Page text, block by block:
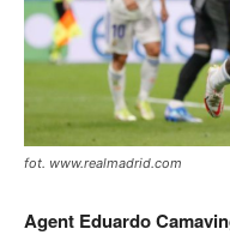
fot. www.realmadrid.com
Agent Eduardo